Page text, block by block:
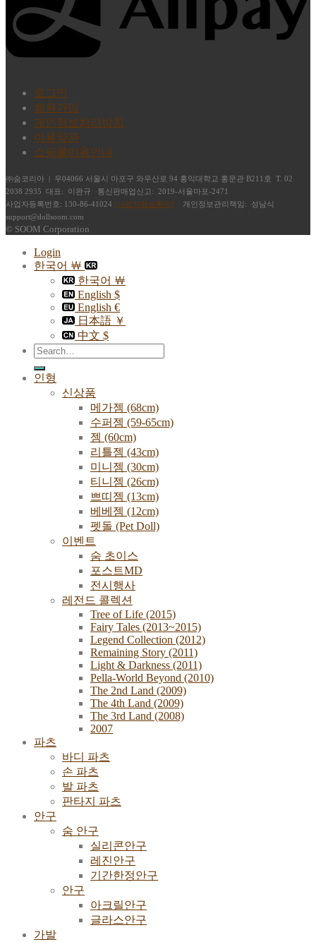
로그인
회원가입
개인정보처리방침
이용약관
쇼핑몰이용안내
㈜숨코리아 | 우04066 서울시 마포구 와우산로 94 홍익대학교 홍문관 B211호 T. 02
2038 2935 대표: 이완규 통신판매업신고: 2019-서울마포-2471
사업자등록번호: 130-86-41024 [사업자정보확인] 개인정보관리책임: 성남식
support@dollsoom.com
© SOOM Corporation
Login
한국어 ￦
한국어 ￦
English $
English €
日本語 ￥
中文 $
Search
for:
인형
신상품
메가젬 (68cm)
수퍼젬 (59-65cm)
젬 (60cm)
리틀젬 (43cm)
미니젬 (30cm)
티니젬 (26cm)
쁘띠젬 (13cm)
베베젬 (12cm)
펫돌 (Pet Doll)
이벤트
숨 초이스
포스트MD
전시행사
레전드 콜렉션
Tree of Life (2015)
Fairy Tales (2013~2015)
Legend Collection (2012)
Remaining Story (2011)
Light & Darkness (2011)
Pella-World Beyond (2010)
The 2nd Land (2009)
The 4th Land (2009)
The 3rd Land (2008)
2007
파츠
바디 파츠
손 파츠
발 파츠
판타지 파츠
안구
숨 안구
실리콘안구
레진안구
기간한정안구
안구
아크릴안구
글라스안구
가발